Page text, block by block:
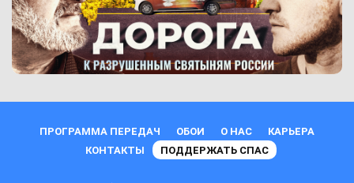
ПРОГРАММА ПЕРЕДАЧ ОБОИ О НАС
КАРЬЕРА
КОНТАКТЫ
ПОДДЕРЖАТЬ СПАС